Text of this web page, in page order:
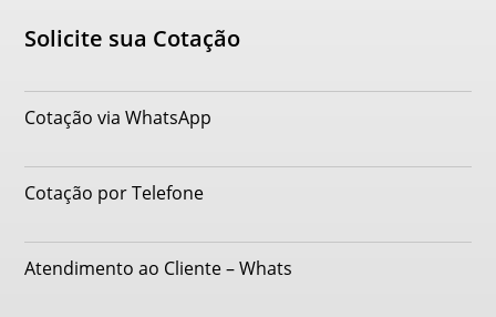
Solicite sua Cotação
Cotação via WhatsApp
Cotação por Telefone
Atendimento ao Cliente – Whats